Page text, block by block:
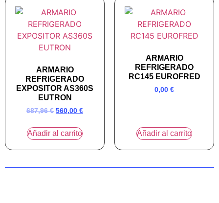
ARMARIO
REFRIGERADO
EXPOSITOR AS360S
EUTRON
687,96€ 560,00 €
Añadir al carrito
ARMARIO
REFRIGERADO
RC145 EUROFRED
0,00 €
Añadir al carrito